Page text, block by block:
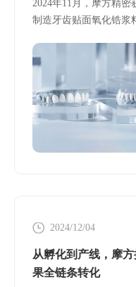
2024年11月，摩方精
制造牙齿贴面氧化锆浆
2024/12/04
从孵化到产线，摩
果全链条转化